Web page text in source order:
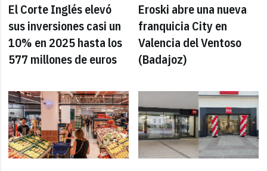
El Corte Inglés elevó
sus inversiones casi un
10% en 2025 hasta los
577 millones de euros
Eroski abre una nueva
franquicia City en
Valencia del Ventoso
(Badajoz)